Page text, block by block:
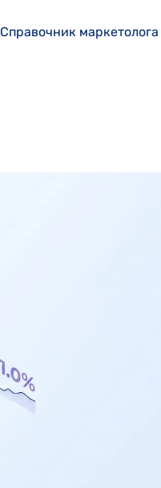
Справочник маркетолога